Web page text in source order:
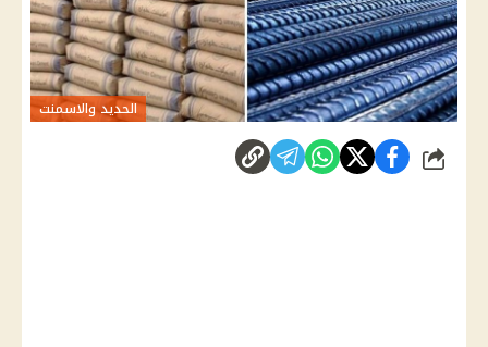
الحديد والاسمنت
شارك